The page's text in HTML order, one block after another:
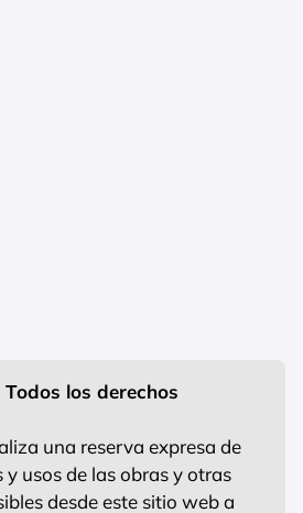
los derechos
una reserva expresa de
y usos de las obras y otras
desde este sitio web a